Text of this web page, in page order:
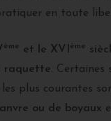
en toute
ème et le XVI ème
raquette. Certaines
plus courantes
ou de boyaux